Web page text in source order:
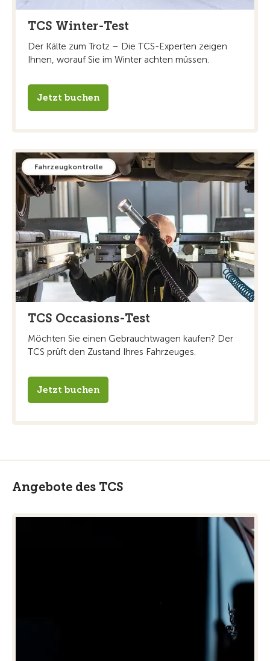
TCS Winter-Test
Der Kälte zum Trotz – Die TCS-Experten zeigen
Ihnen, worauf Sie im Winter achten müssen.
Jetzt buchen
Fahrzeugkontrolle
TCS Occasions-Test
Möchten Sie einen Gebrauchtwagen kaufen? Der
TCS prüft den Zustand Ihres Fahrzeuges.
Jetzt buchen
Angebote des TCS